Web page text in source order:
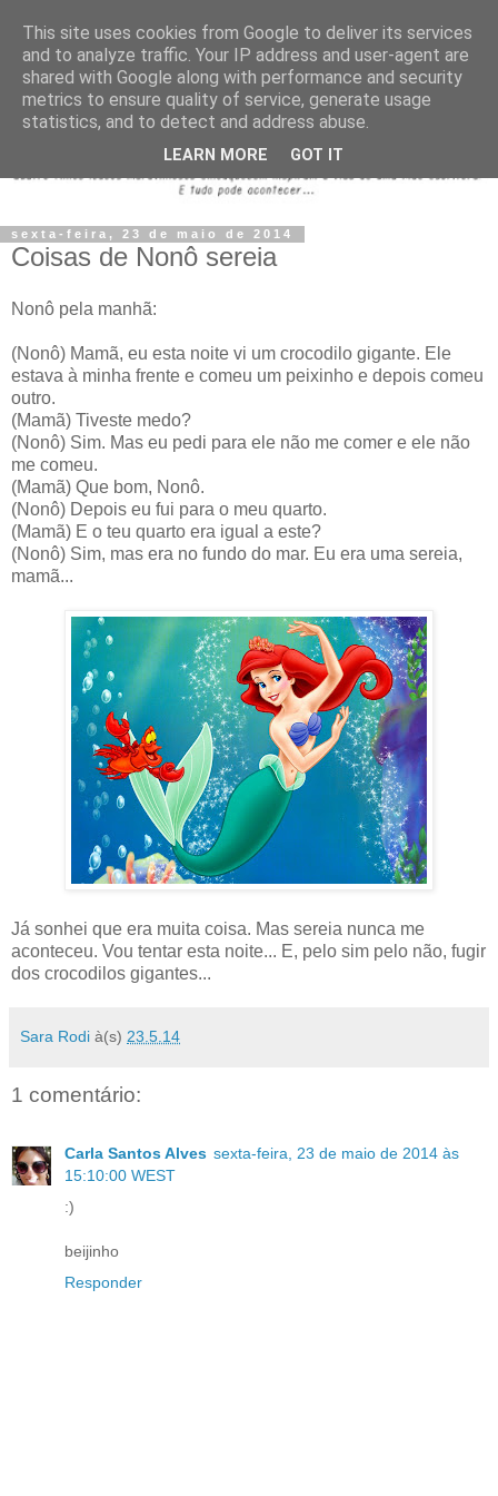
sexta-feira, 23 de maio de 2014
Coisas de Nonô sereia
Nonô pela manhã:
(Nonô) Mamã, eu esta noite vi um crocodilo gigante. Ele
estava à minha frente e comeu um peixinho e depois comeu
outro.
(Mamã) Tiveste medo?
(Nonô) Sim. Mas eu pedi para ele não me comer e ele não
me comeu.
(Mamã) Que bom, Nonô.
(Nonô) Depois eu fui para o meu quarto.
(Mamã) E o teu quarto era igual a este?
(Nonô) Sim, mas era no fundo do mar. Eu era uma sereia,
mamã...
Já sonhei que era muita coisa. Mas sereia nunca me
aconteceu. Vou tentar esta noite... E, pelo sim pelo não, fugir
dos crocodilos gigantes...
Sara Rodi à(s) 23.5.14
1 comentário:
Carla Santos Alves sexta-feira, 23 de maio de 2014 às
15:10:00 WEST
:)
beijinho
Responder
This site uses cookies from Google to deliver its services
and to analyze traffic. Your IP address and user-agent are
shared with Google along with performance and security
metrics to ensure quality of service, generate usage
statistics, and to detect and address abuse.
LEARN MORE GOT IT